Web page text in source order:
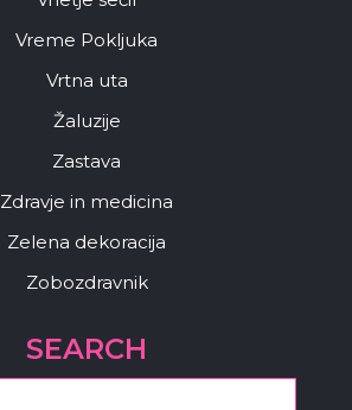
Vreme Pokljuka
Vrtna uta
Žaluzije
Zastava
Zdravje in medicina
Zelena dekoracija
Zobozdravnik
SEARCH